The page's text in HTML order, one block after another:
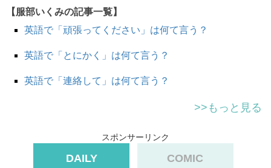
pencil = 鉛筆
pencil in= 予定として書きこむ = （とりあえず、差し当た
って、念のため）予定に入れておく
【服部いくみの記事一覧】
英語で「頑張ってください」は何て言う？
英語で「とにかく」は何て言う？
英語で「連絡して」は何て言う？
>>もっと見る
スポンサーリンク
DAILY COMIC